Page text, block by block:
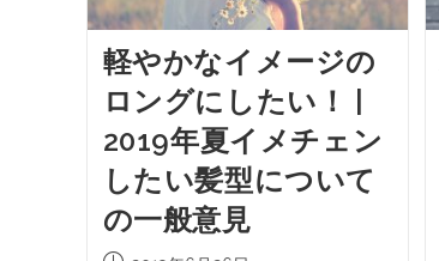
軽やかなイメージの
ロングにしたい！ |
2019年夏イメチェン
したい髪型について
の一般意見